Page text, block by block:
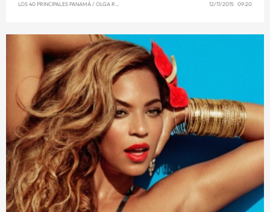
LOS 40 PRINCIPALES PANAMÁ/ OLGA REYNA 12/11/2015 09:20